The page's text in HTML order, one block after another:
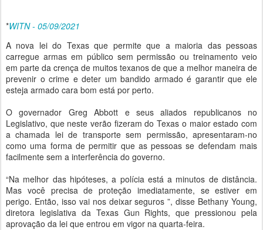
*WITN - 05/09/2021
A nova lei do Texas que permite que a maioria das pessoas
carregue armas em público sem permissão ou treinamento veio
em parte da crença de muitos texanos de que a melhor maneira de
prevenir o crime e deter um bandido armado é garantir que ele
esteja armado cara bom está por perto.
O governador Greg Abbott e seus aliados republicanos no
Legislativo, que neste verão fizeram do Texas o maior estado com
a chamada lei de transporte sem permissão, apresentaram-no
como uma forma de permitir que as pessoas se defendam mais
facilmente sem a interferência do governo.
“Na melhor das hipóteses, a polícia está a minutos de distância.
Mas você precisa de proteção imediatamente, se estiver em
perigo. Então, isso vai nos deixar seguros ”, disse Bethany Young,
diretora legislativa da Texas Gun Rights, que pressionou pela
aprovação da lei que entrou em vigor na quarta-feira.